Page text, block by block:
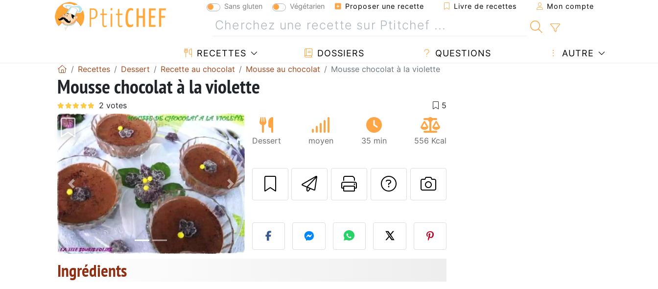
Sans gluten Végétarien Proposer une recette Livre de recettes Mon compte
RECETTES DOSSIERS QUESTIONS AUTRE
Recettes Dessert Recette au chocolat Mousse au chocolat Mousse chocolat à la violette
Mousse chocolat à la violette
Précédent Suivant
Dessert moyen 35 min 556 Kcal
Envoyer cette recette à un ami
Imprimer cette page
Poser une question à l'auteur
Publier votre photo de cette
Ingrédients